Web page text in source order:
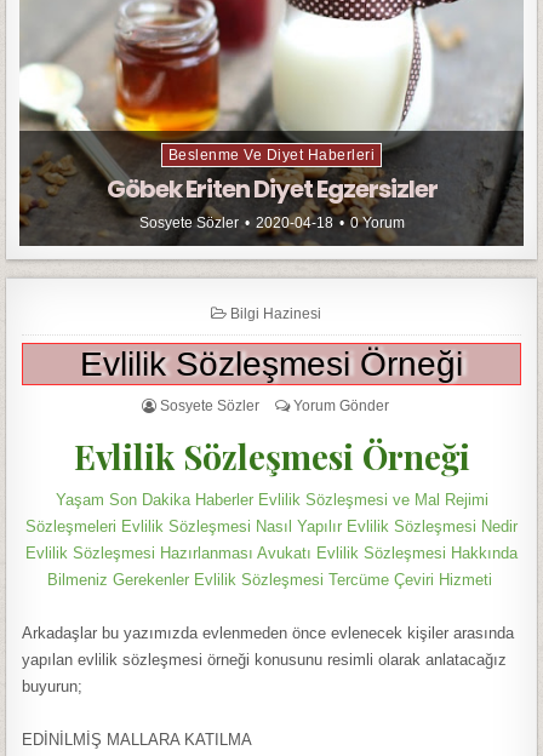
Beslenme Ve Diyet Haberleri
Göbek Eriten Diyet Egzersizler
Sosyete Sözler 2020-04-18 0 Yorum
Bilgi Hazinesi
Evlilik Sözleşmesi Örneği
Sosyete Sözler Yorum Gönder
Evlilik Sözleşmesi Örneği
Yaşam Son Dakika Haberler Evlilik Sözleşmesi ve Mal Rejimi
Sözleşmeleri Evlilik Sözleşmesi Nasıl Yapılır Evlilik Sözleşmesi Nedir
Evlilik Sözleşmesi Hazırlanması Avukatı Evlilik Sözleşmesi Hakkında
Bilmeniz Gerekenler Evlilik Sözleşmesi Tercüme Çeviri Hizmeti
Arkadaşlar bu yazımızda evlenmeden önce evlenecek kişiler arasında
yapılan evlilik sözleşmesi örneği konusunu resimli olarak anlatacağız
buyurun;
EDİNİLMİŞ MALLARA KATILMA